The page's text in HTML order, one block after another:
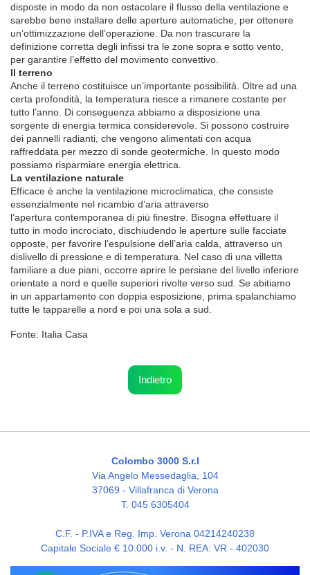
disposte in modo da non ostacolare il flusso della ventilazione e
sarebbe bene installare delle aperture automatiche, per ottenere
un’ottimizzazione dell’operazione. Da non trascurare la
definizione corretta degli infissi tra le zone sopra e sotto vento,
per garantire l’effetto del movimento convettivo.
Il terreno
Anche il terreno costituisce un’importante possibilità. Oltre ad una
certa profondità, la temperatura riesce a rimanere costante per
tutto l’anno. Di conseguenza abbiamo a disposizione una
sorgente di energia termica considerevole. Si possono costruire
dei pannelli radianti, che vengono alimentati con acqua
raffreddata per mezzo di sonde geotermiche. In questo modo
possiamo risparmiare energia elettrica.
La ventilazione naturale
Efficace è anche la ventilazione microclimatica, che consiste
essenzialmente nel ricambio d’aria attraverso
l’apertura contemporanea di più finestre. Bisogna effettuare il
tutto in modo incrociato, dischiudendo le aperture sulle facciate
opposte, per favorire l’espulsione dell’aria calda, attraverso un
dislivello di pressione e di temperatura. Nel caso di una villetta
familiare a due piani, occorre aprire le persiane del livello inferiore
orientate a nord e quelle superiori rivolte verso sud. Se abitiamo
in un appartamento con doppia esposizione, prima spalanchiamo
tutte le tapparelle a nord e poi una sola a sud.
­Fonte: Italia Casa
Indietro
Colombo 3000 S.r.l
Via Angelo Messedaglia, 104
37069 - Villafranca di Verona
T. 045 6305404
C.F. - P.IVA e Reg. Imp. Verona 04214240238
Capitale Sociale € 10.000 i.v. - N. REA: VR - 402030